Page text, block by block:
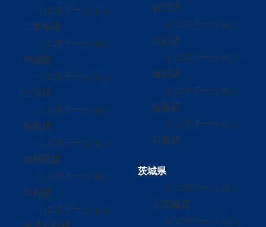
イエステーション
二本松店
イエステーション
伊達店
イエステーション
白河店
イエステーション
相馬店
イエステーション
南相馬店
イエステーション
田村店
イエステーション
岩沼店
イエステーション
白石店
イエステーション
角田店
イエステーション
塩竈店
イエステーション
石巻店
茨城県
イエステーション
北茨城店
イエステーション